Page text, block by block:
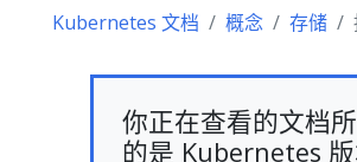
Kubernetes 文档 概念 存储
你正在查看的文档
的是 Kubernetes 版